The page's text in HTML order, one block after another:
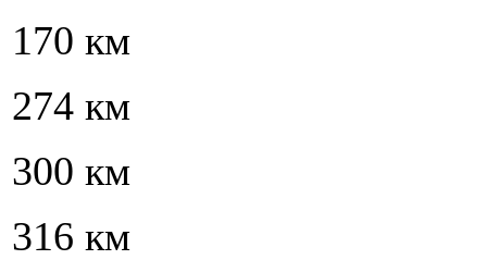
170 км
274 км
300 км
316 км